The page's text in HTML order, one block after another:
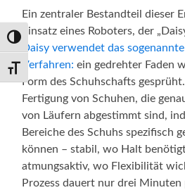
Umschalten auf hohe Kontraste
Schrift vergrößern
Ein zentraler Bestandteil dieser
Einsatz eines Roboters, der
Daisy verwendet das
Verfahren: ein gedrehter Faden
Form des Schuhschafts
Fertigung von Schuhen, die
von Läufern abgestimmt sind,
Bereiche des Schuhs spezifisch
können – stabil, wo Halt
atmungsaktiv, wo Flexibilität
Prozess dauert nur drei